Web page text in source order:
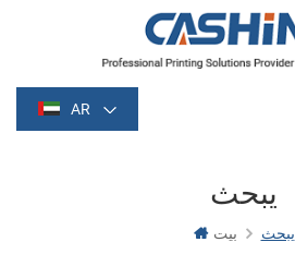
AR
يبحث
بيت يبحث